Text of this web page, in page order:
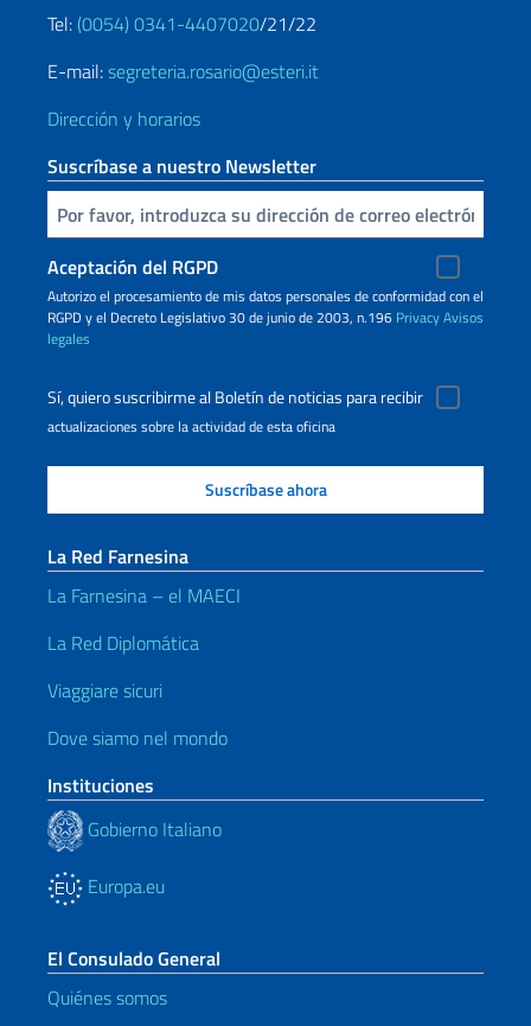
Tel: (0054) 0341-4407020/21/22
E-mail:segreteria.rosario@esteri.it
Dirección y horarios
Suscríbase a nuestro Newsletter
Inserta tu correo electronico
Aceptación del RGPD
Autorizo ​​el procesamiento de mis datos personales de conformidad con el
RGPD y el Decreto Legislativo 30 de junio de 2003, n.196 PrivacyAvisos
legales
Sí, quiero suscribirme al Boletín de noticias para recibir
actualizaciones sobre la actividad de esta oficina
La Red Farnesina
La Farnesina – el MAECI
La Red Diplomática
Viaggiare sicuri
Dove siamo nel mondo
Instituciones
Gobierno Italiano
Europa.eu
El Consulado General
Quiénes somos